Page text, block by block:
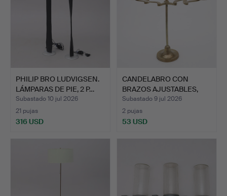
PHILIP BRO LUDVIGSEN.
LÁMPARAS DE PIE, 2 P…
Subastado 10 jul 2026
21 pujas
316 USD
CANDELABRO CON
BRAZOS AJUSTABLES,
LATÓN, A…
Subastado 9 jul 2026
2 pujas
53 USD